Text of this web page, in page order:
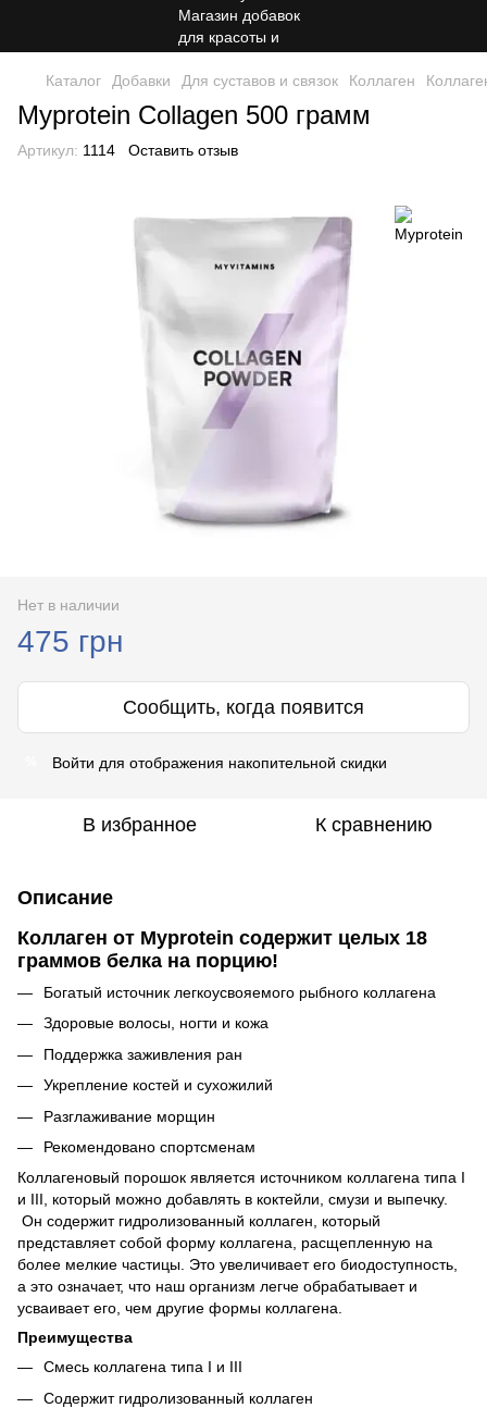
Каталог Добавки Для суставов и связок Коллаген
Myprotein Collagen 500 грамм
Артикул: 1114 Оставить отзыв
Нет в наличии
475 грн
Сообщить, когда появится
Войти для отображения накопительной скидки
В избранное К сравнению
Описание
Коллаген от Myprotein содержит целых 18
граммов белка на порцию!
Богатый источник легкоусвояемого рыбного коллагена
Здоровые волосы, ногти и кожа
Поддержка заживления ран
Укрепление костей и сухожилий
Разглаживание морщин
Рекомендовано спортсменам
Коллагеновый порошок является источником коллагена типа I
и III, который можно добавлять в коктейли, смузи и выпечку.
Он содержит гидролизованный коллаген, который
представляет собой форму коллагена, расщепленную на
более мелкие частицы. Это увеличивает его биодоступность,
а это означает, что наш организм легче обрабатывает и
усваивает его, чем другие формы коллагена.
Преимущества
Смесь коллагена типа I и III
Содержит гидролизованный коллаген